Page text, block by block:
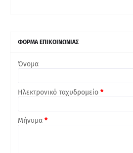
ΦΟΡΜΑ ΕΠΙΚΟΙΝΩΝΙΑΣ
Όνομα
Ηλεκτρονικό ταχυδρομείο *
Μήνυμα *